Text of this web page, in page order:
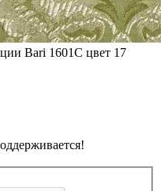
Bari 1601C цвет 17